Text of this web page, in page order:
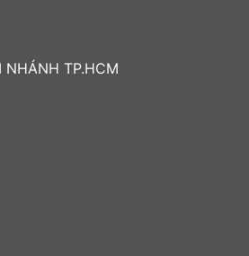
NHÁNH TP.HCM